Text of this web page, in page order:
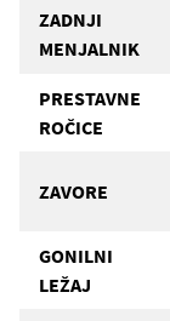
ZADNJI
MENJALNIK
PRESTAVNE
ROČICE
ZAVORE
GONILNI
LEŽAJ